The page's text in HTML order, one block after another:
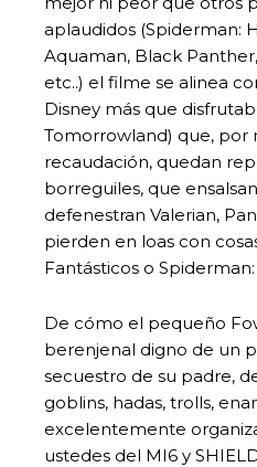
aplaudidos (Spiderman:
Aquaman, Black
etc..) el filme se alinea
Disney más que
Tomorrowland) que, por
recaudación, quedan
borreguiles, que
defenestran Valerian,
pierden en loas con
Fantásticos o
De cómo el pequeño
berenjenal digno de un
secuestro de su padre,
goblins, hadas, trolls,
excelentemente
ustedes del MI6 y